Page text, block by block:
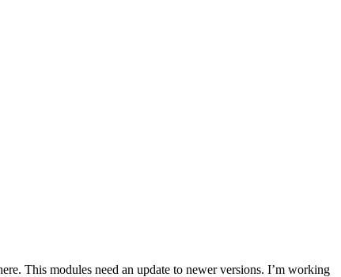
This modules need an update to newer versions. I’m working